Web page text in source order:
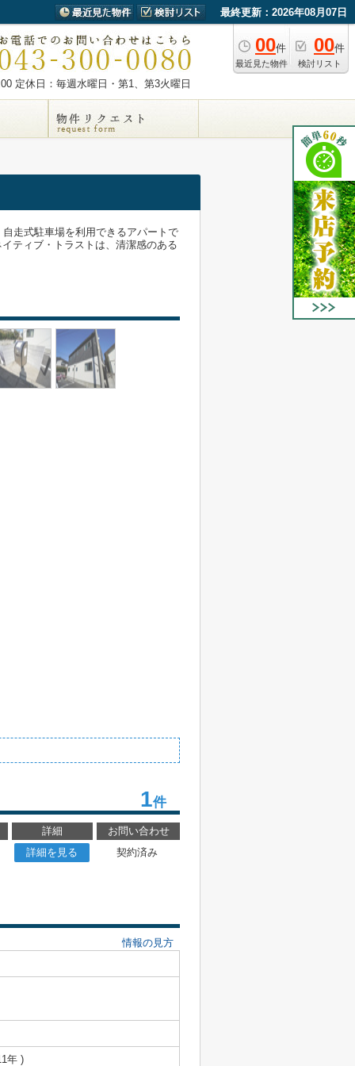
最終更新：2026年08月07日
00件
最近見た物件
00件
検討リスト
定休日：毎週水曜日・第1、第3火曜日
走式駐車場を利用できるアパートで
ティブ・トラストは、清潔感のある
1件
詳細
お問い合わせ
詳細を見る
契約済み
情報の見方
年 )